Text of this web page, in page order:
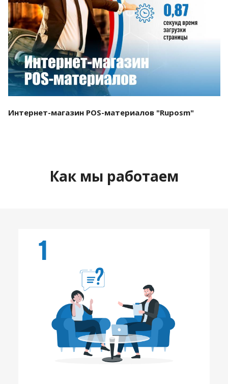
Смотреть проект
Интернет-магазин POS-материалов "Ruposm"
Как мы работаем
1